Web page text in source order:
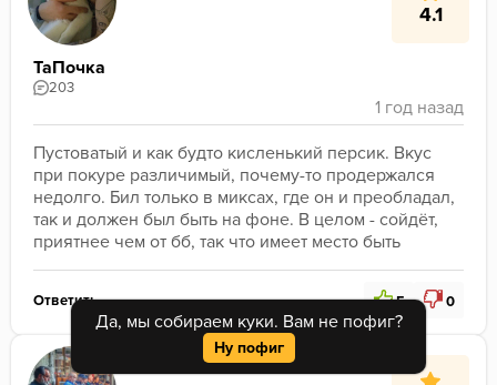
Да, мы собираем куки. Вам не пофиг?
Ну пофиг
4.1
ТаПочка
203
Пустоватый и как будто кисленький персик. Вкус
при покуре различимый, почему-то продержался
недолго. Бил только в миксах, где он и преобладал,
так и должен был быть на фоне. В целом - сойдёт,
приятнее чем от бб, так что имеет место быть
Ответить 5 0